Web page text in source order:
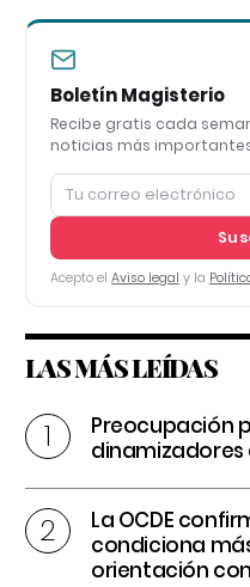
Boletín Magisterio
Recibe gratis cada
noticias más
Acepto el Aviso legal y la
LAS MÁS LEÍDAS
Preocupación
dinamizadores
La OCDE
condiciona
orientación